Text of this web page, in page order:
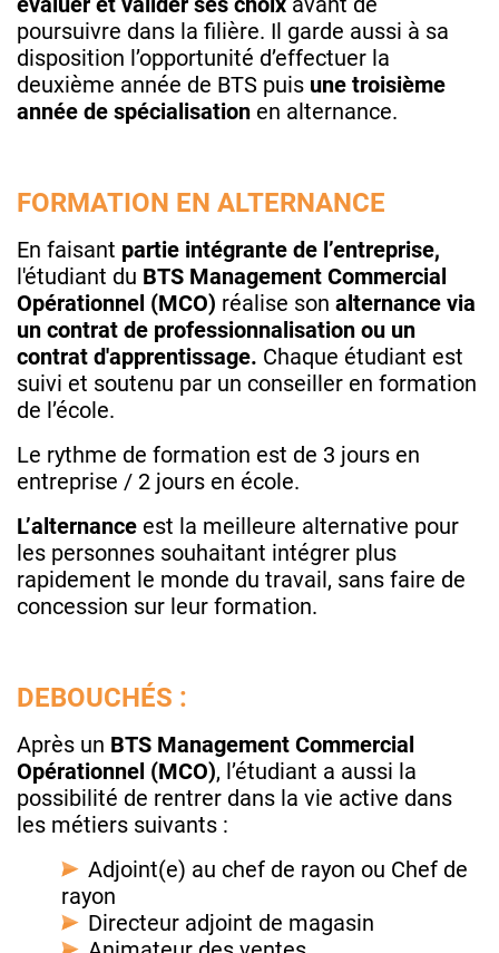
poursuivre dans la filière. Il garde aussi à sa
disposition l’opportunité d’effectuer la
deuxième année de BTS puis une troisième
année de spécialisation en alternance.
FORMATION EN ALTERNANCE
En faisant partie intégrante de l’entreprise,
l'étudiant du BTS Management Commercial
Opérationnel (MCO) réalise son alternance via
un contrat de professionnalisation ou un
contrat d'apprentissage. Chaque étudiant est
suivi et soutenu par un conseiller en formation
de l’école.
Le rythme de formation est de 3 jours en
entreprise / 2 jours en école.
L’alternance est la meilleure alternative pour
les personnes souhaitant intégrer plus
rapidement le monde du travail, sans faire de
concession sur leur formation.​
DEBOUCHÉS :
Après un BTS Management Commercial
Opérationnel (MCO), l’étudiant a aussi la
possibilité de rentrer dans la vie active dans
les métiers suivants :
Adjoint(e) au chef de rayon ou Chef de
rayon
Directeur adjoint de magasin